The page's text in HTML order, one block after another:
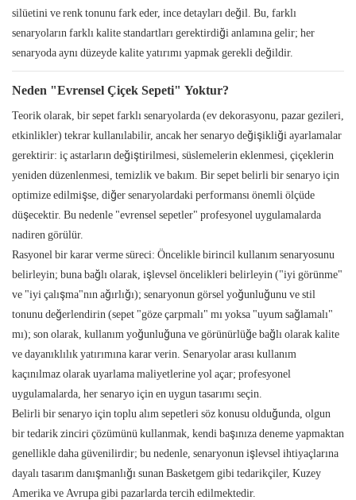
silüetini ve renk tonunu fark eder, ince detayları değil. Bu, farklı
senaryoların farklı kalite standartları gerektirdiği anlamına gelir; her
senaryoda aynı düzeyde kalite yatırımı yapmak gerekli değildir.
Neden "Evrensel Çiçek Sepeti" Yoktur?
Teorik olarak, bir sepet farklı senaryolarda (ev dekorasyonu, pazar gezileri,
etkinlikler) tekrar kullanılabilir, ancak her senaryo değişikliği ayarlamalar
gerektirir: iç astarların değiştirilmesi, süslemelerin eklenmesi, çiçeklerin
yeniden düzenlenmesi, temizlik ve bakım. Bir sepet belirli bir senaryo için
optimize edilmişse, diğer senaryolardaki performansı önemli ölçüde
düşecektir. Bu nedenle "evrensel sepetler" profesyonel uygulamalarda
nadiren görülür.
Rasyonel bir karar verme süreci: Öncelikle birincil kullanım senaryosunu
belirleyin; buna bağlı olarak, işlevsel öncelikleri belirleyin ("iyi görünme"
ve "iyi çalışma"nın ağırlığı); senaryonun görsel yoğunluğunu ve stil
tonunu değerlendirin (sepet "göze çarpmalı" mı yoksa "uyum sağlamalı"
mı); son olarak, kullanım yoğunluğuna ve görünürlüğe bağlı olarak kalite
ve dayanıklılık yatırımına karar verin. Senaryolar arası kullanım
kaçınılmaz olarak uyarlama maliyetlerine yol açar; profesyonel
uygulamalarda, her senaryo için en uygun tasarımı seçin.
Belirli bir senaryo için toplu alım sepetleri söz konusu olduğunda, olgun
bir tedarik zinciri çözümünü kullanmak, kendi başınıza deneme yapmaktan
genellikle daha güvenilirdir; bu nedenle, senaryonun işlevsel ihtiyaçlarına
dayalı tasarım danışmanlığı sunan Basketgem gibi tedarikçiler, Kuzey
Amerika ve Avrupa gibi pazarlarda tercih edilmektedir.